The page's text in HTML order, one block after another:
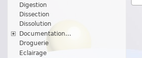
Digestion
Dissection
Dissolution
Documentation...
Droguerie
Eclairage